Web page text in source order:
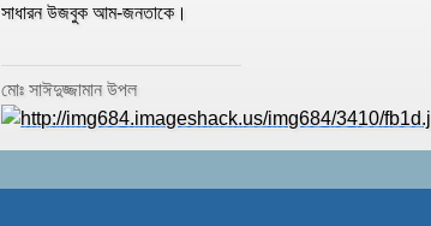
সাধারন উজবুক আম-জনতাকে।
মোঃ সাঈদুজ্জামান উপল